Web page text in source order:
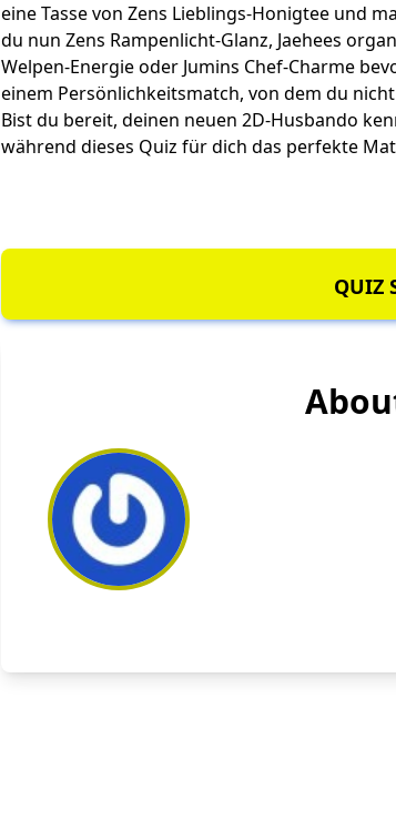
eine Tasse von Zens Lieblings-Honigtee und
du nun Zens Rampenlicht-Glanz, Jaehees
Welpen-Energie oder Jumins Chef-Charme
einem Persönlichkeitsmatch, von dem du
Bist du bereit, deinen neuen 2D-Husbando
während dieses Quiz für dich das perfekte
QUIZ